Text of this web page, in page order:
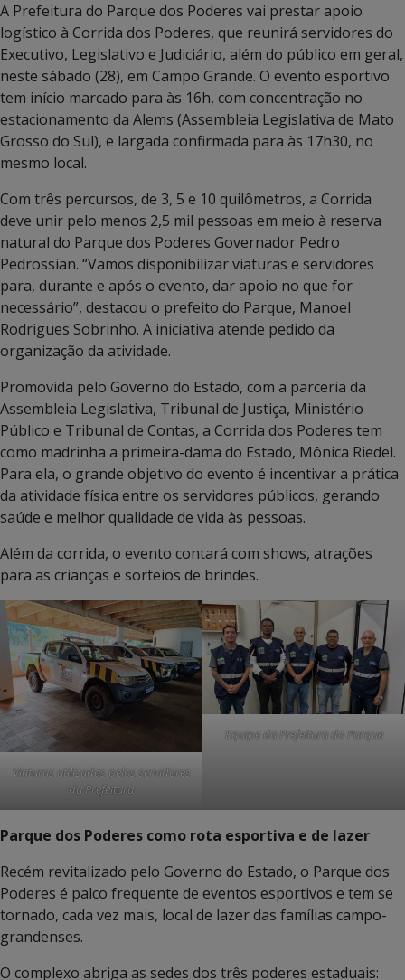
A Prefeitura do Parque dos Poderes vai prestar apoio
logístico à Corrida dos Poderes, que reunirá servidores do
Executivo, Legislativo e Judiciário, além do público em geral,
neste sábado (28), em Campo Grande. O evento esportivo
tem início marcado para às 16h, com concentração no
estacionamento da Alems (Assembleia Legislativa de Mato
Grosso do Sul), e largada confirmada para às 17h30, no
mesmo local.
Com três percursos, de 3, 5 e 10 quilômetros, a Corrida
deve unir pelo menos 2,5 mil pessoas em meio à reserva
natural do Parque dos Poderes Governador Pedro
Pedrossian. “Vamos disponibilizar viaturas e servidores
para, durante e após o evento, dar apoio no que for
necessário”, destacou o prefeito do Parque, Manoel
Rodrigues Sobrinho. A iniciativa atende pedido da
organização da atividade.
Promovida pelo Governo do Estado, com a parceria da
Assembleia Legislativa, Tribunal de Justiça, Ministério
Público e Tribunal de Contas, a Corrida dos Poderes tem
como madrinha a primeira-dama do Estado, Mônica Riedel.
Para ela, o grande objetivo do evento é incentivar a prática
da atividade física entre os servidores públicos, gerando
saúde e melhor qualidade de vida às pessoas.
Além da corrida, o evento contará com shows, atrações
para as crianças e sorteios de brindes.
Viaturas utilizadas pelos servidores
da Prefeitura
Equipe da Prefeitura do Parque
Parque dos Poderes como rota esportiva e de lazer
Recém revitalizado pelo Governo do Estado, o Parque dos
Poderes é palco frequente de eventos esportivos e tem se
tornado, cada vez mais, local de lazer das famílias campo-
grandenses.
O complexo abriga as sedes dos três poderes estaduais: